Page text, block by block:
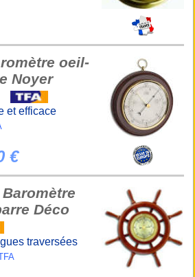
oeil-
Noyer
et efficace
€
Baromètre
Déco
traversées